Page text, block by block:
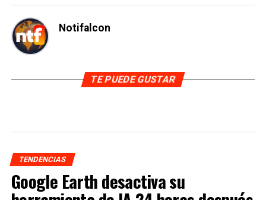
Notifalcon
TE PUEDE GUSTAR
TENDENCIAS
Google Earth desactiva su